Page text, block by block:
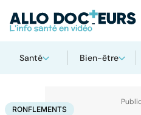
Santé Bien-être
Accueil Bien-être Nutrition Ronflements
RONFLEMENTS